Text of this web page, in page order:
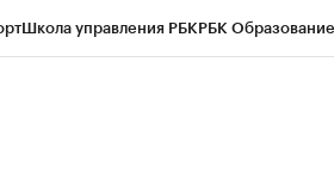
Школа управления РБКРБК Образование